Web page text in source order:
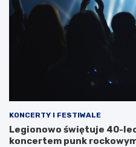
KONCERTY I FESTIWALE
Legionowo świętuje 40-
koncertem punk